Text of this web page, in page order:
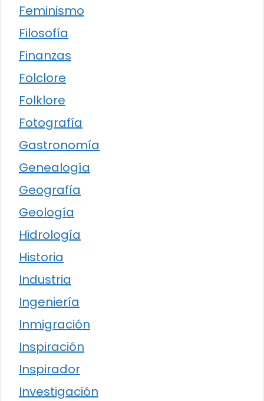
Feminismo
Filosofía
Finanzas
Folclore
Folklore
Fotografía
Gastronomía
Genealogía
Geografía
Geología
Hidrología
Historia
Industria
Ingeniería
Inmigración
Inspiración
Inspirador
Investigación